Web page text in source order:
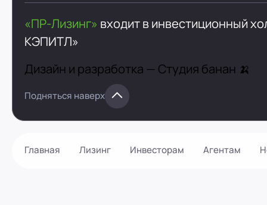
Главная Лизинг Инвесторам Агентам
«ПР-Лизинг» входит в инвестиционный
КЭПИТЛ»
Дизайн и разработка — Студия банан 🍌
Подняться наверх